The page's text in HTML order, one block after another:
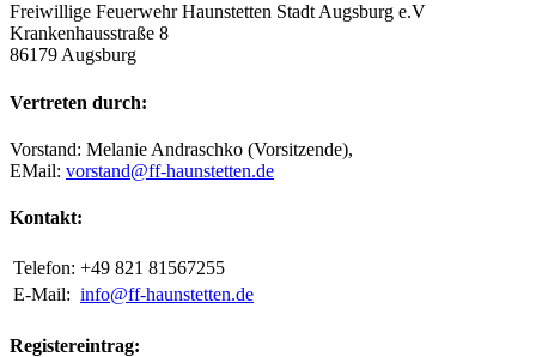
Freiwillige Feuerwehr Haunstetten Stadt Augsburg e.V
Krankenhausstraße 8
86179 Augsburg
Vertreten durch:
Vorstand: Melanie Andraschko (Vorsitzende),
EMail: vorstand@ff-haunstetten.de
Kontakt:
Telefon: +49 821 81567255
E-Mail: info@ff-haunstetten.de
Registereintrag: